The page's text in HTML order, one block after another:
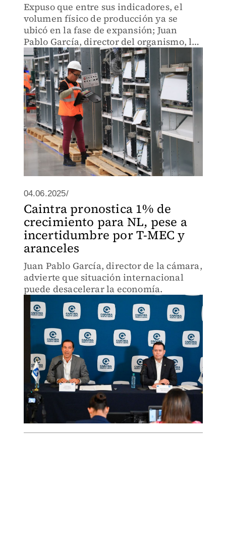
Expuso que entre sus indicadores, el
volumen físico de producción ya se
ubicó en la fase de expansión; Juan
Pablo García, director del organismo, lo
ve como “signo positivo”.
04.06.2025/
Caintra pronostica 1% de
crecimiento para NL, pese a
incertidumbre por T-MEC y
aranceles
Juan Pablo García, director de la cámara,
advierte que situación internacional
puede desacelerar la economía.